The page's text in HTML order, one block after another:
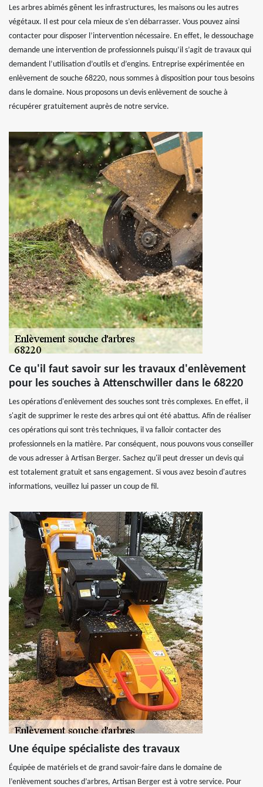
Les arbres abimés gênent les infrastructures, les maisons ou les autres
végétaux. Il est pour cela mieux de s’en débarrasser. Vous pouvez ainsi
contacter pour disposer l’intervention nécessaire. En effet, le dessouchage
demande une intervention de professionnels puisqu’il s’agit de travaux qui
demandent l’utilisation d’outils et d’engins. Entreprise expérimentée en
enlèvement de souche 68220, nous sommes à disposition pour tous besoins
dans le domaine. Nous proposons un devis enlèvement de souche à
récupérer gratuitement auprès de notre service.
Ce qu'il faut savoir sur les travaux d'enlèvement
pour les souches à Attenschwiller dans le 68220
Les opérations d'enlèvement des souches sont très complexes. En effet, il
s'agit de supprimer le reste des arbres qui ont été abattus. Afin de réaliser
ces opérations qui sont très techniques, il va falloir contacter des
professionnels en la matière. Par conséquent, nous pouvons vous conseiller
de vous adresser à Artisan Berger. Sachez qu'il peut dresser un devis qui
est totalement gratuit et sans engagement. Si vous avez besoin d'autres
informations, veuillez lui passer un coup de fil.
Une équipe spécialiste des travaux
Équipée de matériels et de grand savoir-faire dans le domaine de
l’enlèvement souches d’arbres, Artisan Berger est à votre service. Pour